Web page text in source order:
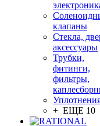
клапаны
Стекла,
аксессуары
Трубки,
фитинги,
фильтры,
+ ЕЩЕ 10